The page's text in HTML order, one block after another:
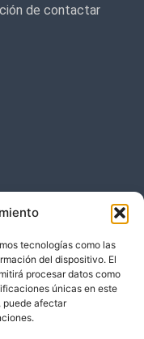
tecnologías como las
del dispositivo. El
procesar datos como
únicas en este
puede afectar
de contactar
mucho el